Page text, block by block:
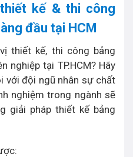
kế & thi công
đầu tại HCM
thiết kế, thi công bảng
nghiệp tại TP.HCM? Hãy
với đội ngũ nhân sự chất
nghiệm trong ngành sẽ
giải pháp thiết kế bảng